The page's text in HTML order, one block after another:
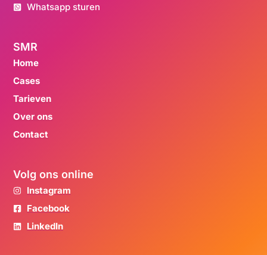
Whatsapp sturen
SMR
Home
Cases
Tarieven
Over ons
Contact
Volg ons online
Instagram
Facebook
LinkedIn